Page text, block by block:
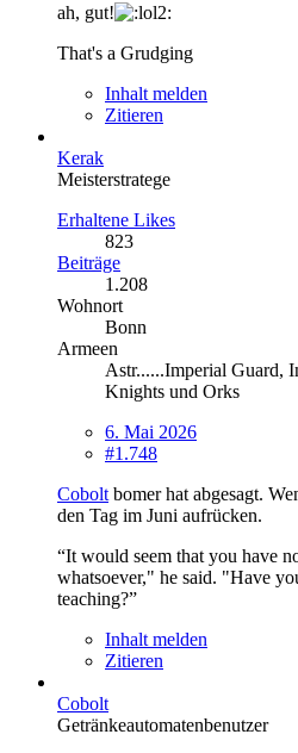
ah, gut!
That's a Grudging
Inhalt melden
Zitieren
Kerak
Meisterstratege
Erhaltene Likes
823
Beiträge
1.208
Wohnort
Bonn
Armeen
Astr......Imperial Guard,
Knights und Orks
6. Mai 2026
#1.748
Cobolt bomer hat abgesagt.
den Tag im Juni aufrücken.
“It would seem that you have
whatsoever," he said. "Have
teaching?”
Inhalt melden
Zitieren
Cobolt
Getränkeautomatenbenutzer